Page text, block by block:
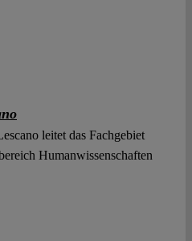
leitet das Fachgebiet
Humanwissenschaften